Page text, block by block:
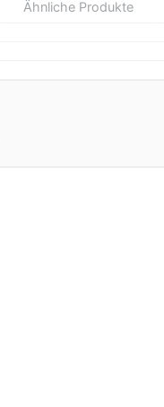
Ähnliche Produkte